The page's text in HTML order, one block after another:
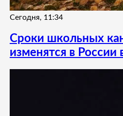
Сегодня, 11:34
Сроки школьных
изменятся в России